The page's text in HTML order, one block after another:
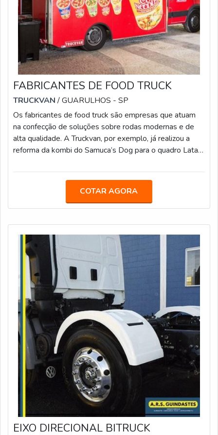
FABRICANTES DE FOOD TRUCK
TRUCKVAN/ GUARULHOS - SP
Os fabricantes de food truck são empresas que atuam
na confecção de soluções sobre rodas modernas e de
alta qualidade. A Truckvan, por exemplo, já realizou a
reforma da kombi do Samuca’s Dog para o quadro Lata
empresa produziu as cozinhas móveis que foram usadas
reality show Food Truck – A Batalha, do canal GNT, e
disponibilizou sua unidade própria para o projeto Feed
COTAR AGORA
EIXO DIRECIONAL BITRUCK